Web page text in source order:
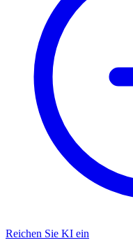
Reichen Sie KI ein